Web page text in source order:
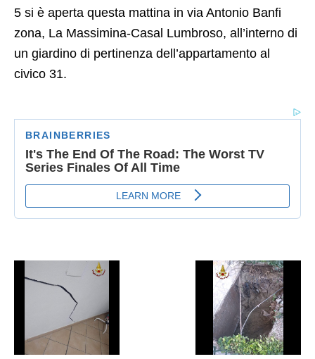
5 si è aperta questa mattina in via Antonio Banfi
zona, La Massimina-Casal Lumbroso, all’interno di
un giardino di pertinenza dell’appartamento al
civico 31.